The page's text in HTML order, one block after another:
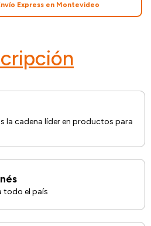
Express en Montevideo
la cadena líder en productos para
todo el país